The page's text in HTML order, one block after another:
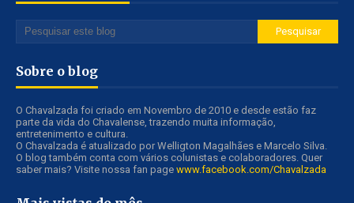
Sobre o blog
O Chavalzada foi criado em Novembro de 2010 e desde estão faz
parte da vida do Chavalense, trazendo muita informação,
entretenimento e cultura.
O Chavalzada é atualizado por Welligton Magalhães e Marcelo Silva.
O blog também conta com vários colunistas e colaboradores. Quer
saber mais? Visite nossa fan page www.facebook.com/Chavalzada